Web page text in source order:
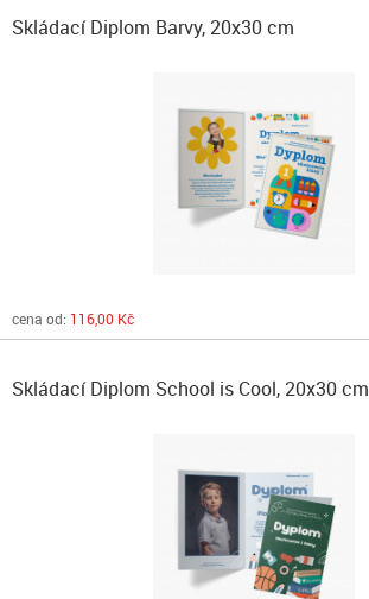
Skládací Diplom Barvy, 20x30 cm
cena od: 116,00 Kč
Skládací Diplom School is Cool, 20x30 cm